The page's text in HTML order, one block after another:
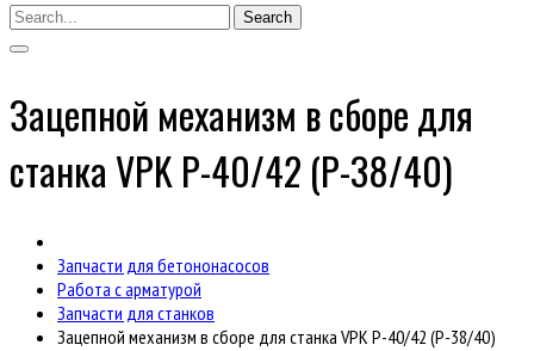
Search
Зацепной механизм в сборе для
станка VPK Р-40/42 (Р-38/40)
Запчасти для бетононасосов
Работа с арматурой
Запчасти для станков
Зацепной механизм в сборе для станка VPK Р-40/42 (Р-38/40)